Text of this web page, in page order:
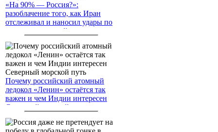
«На 90% — Россия?»:
разоблачение того, как Иран
отслеживал и наносил удары по
американским войскам
Почему российский атомный
ледокол «Ленин» остаётся так
важен и чем Индии интересен
Северный морской путь